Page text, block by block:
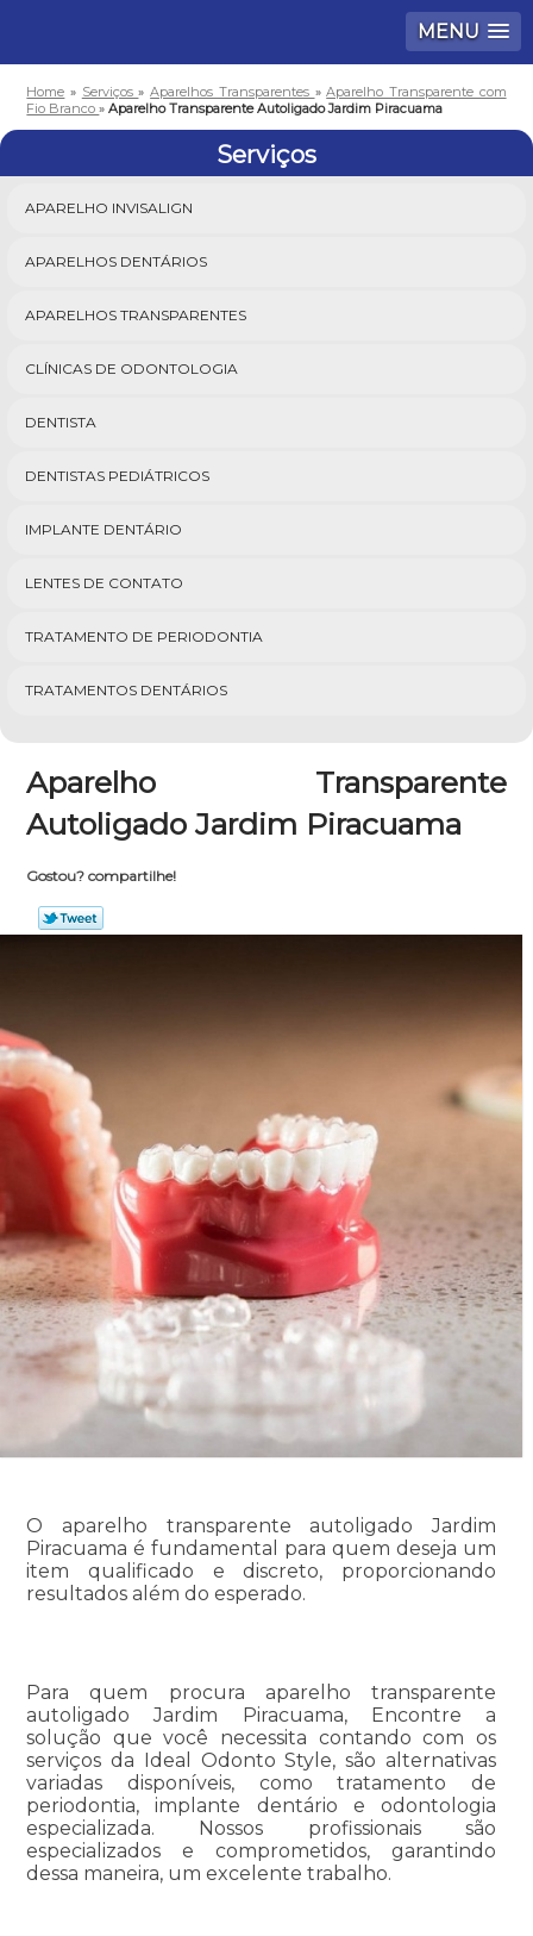
MENU
Home » Serviços»Aparelhos Transparentes »Aparelho Transparente com
Fio Branco»Aparelho Transparente Autoligado Jardim Piracuama
Serviços
APARELHO INVISALIGN
APARELHOS DENTÁRIOS
APARELHOS TRANSPARENTES
CLÍNICAS DE ODONTOLOGIA
DENTISTA
DENTISTAS PEDIÁTRICOS
IMPLANTE DENTÁRIO
LENTES DE CONTATO
TRATAMENTO DE PERIODONTIA
TRATAMENTOS DENTÁRIOS
Aparelho Transparente
Autoligado Jardim Piracuama
Gostou? compartilhe!
O aparelho transparente autoligado Jardim
Piracuama é fundamental para quem deseja um
item qualificado e discreto, proporcionando
resultados além do esperado.
Para quem procura aparelho transparente
autoligado Jardim Piracuama, Encontre a
solução que você necessita contando com os
serviços da Ideal Odonto Style, são alternativas
variadas disponíveis, como tratamento de
periodontia, implante dentário e odontologia
especializada. Nossos profissionais são
especializados e comprometidos, garantindo
dessa maneira, um excelente trabalho.